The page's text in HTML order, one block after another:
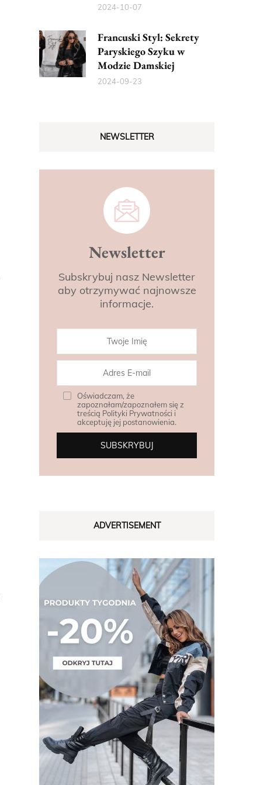
2024-10-07
Francuski Styl: Sekrety
Paryskiego Szyku w
Modzie Damskiej
2024-09-23
NEWSLETTER
Newsletter
Subskrybuj nasz Newsletter
aby otrzymywać najnowsze
informacje.
Oświadczam, że
zapoznałam/zapoznałem się z
treścią Polityki Prywatności i
akceptuję jej postanowienia.
ADVERTISEMENT